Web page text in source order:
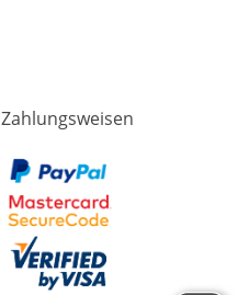
Zahlungsweisen